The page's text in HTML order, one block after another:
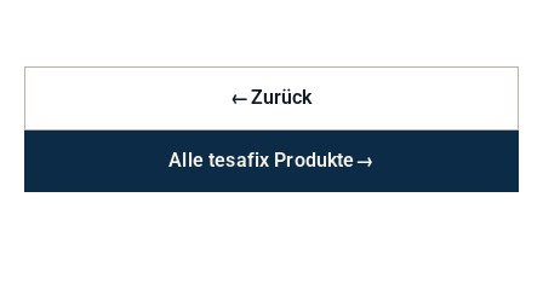
←Zurück
Alle tesafix Produkte→